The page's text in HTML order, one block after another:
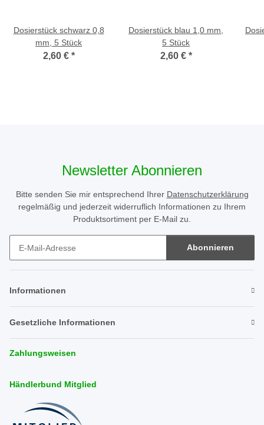
Dosierstück schwarz 0,8
mm, 5 Stück
2,60 € *
Dosierstück blau 1,0 mm,
5 Stück
2,60 € *
Newsletter Abonnieren
Bitte senden Sie mir entsprechend Ihrer Datenschutzerklärung
regelmäßig und jederzeit widerruflich Informationen zu Ihrem
Produktsortiment per E-Mail zu.
Abonnieren
Informationen
Gesetzliche Informationen
Zahlungsweisen
Händlerbund Mitglied